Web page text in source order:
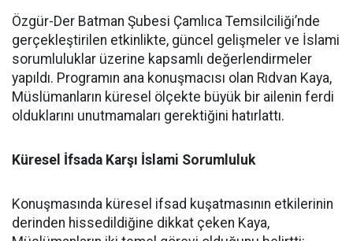
Özgür-Der Batman Şubesi Çamlıca Temsilciliği’nde
gerçekleştirilen etkinlikte, güncel gelişmeler ve İslami
sorumluluklar üzerine kapsamlı değerlendirmeler
yapıldı. Programın ana konuşmacısı olan Rıdvan Kaya,
Müslümanların küresel ölçekte büyük bir ailenin ferdi
olduklarını unutmamaları gerektiğini hatırlattı.
Küresel İfsada Karşı İslami Sorumluluk
Konuşmasında küresel ifsad kuşatmasının etkilerinin
derinden hissedildiğine dikkat çeken Kaya,